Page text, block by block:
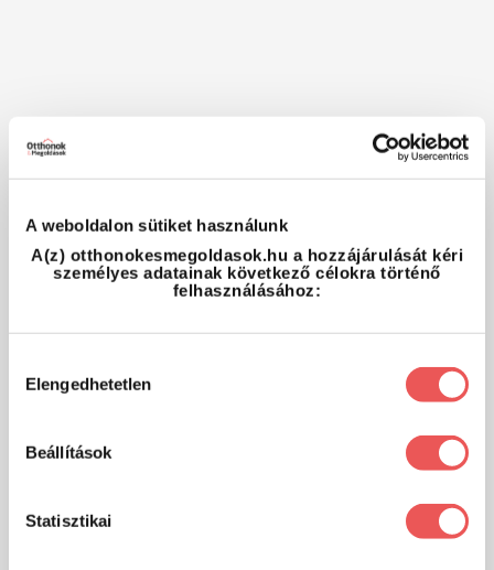
A weboldalon sütiket használunk
A(z) otthonokesmegoldasok.hu a hozzájárulását kéri
személyes adatainak következő célokra történő
felhasználásához:
kiválasztása
Elengedhetetlen
Beállítások
Statisztikai